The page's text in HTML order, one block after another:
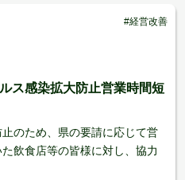
#経営改善
ス感染拡大防止営業時間短
のため、県の要請に応じて営
飲食店等の皆様に対し、協力